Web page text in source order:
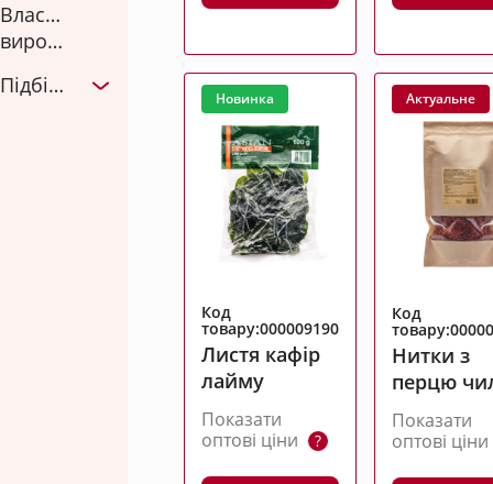
Власне
виробництво
Підбірки
Новинка
Код
товару:000009190
Листя кафір
лайму
Показати
оптові ціни
?
Актуальне
Код
Нитки з
перцю
Показати
оптові ціни